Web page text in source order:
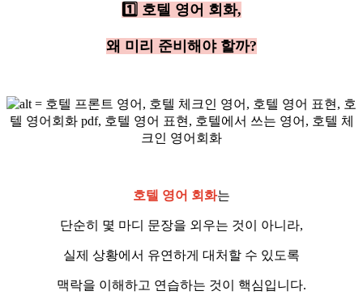
1️⃣ 호텔 영어 회화,
왜 미리 준비해야 할까?
호텔 영어 회화는
단순히 몇 마디 문장을 외우는 것이 아니라,
실제 상황에서 유연하게 대처할 수 있도록
맥락을 이해하고 연습하는 것이 핵심입니다.